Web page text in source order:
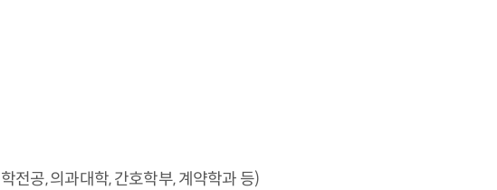
전공, 의과대학, 간호학부, 계약학과 등)